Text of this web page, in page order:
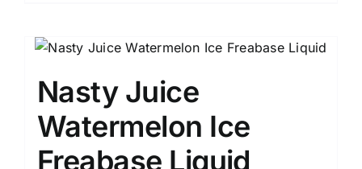
Nasty Juice
Watermelon Ice
Freabase Liquid